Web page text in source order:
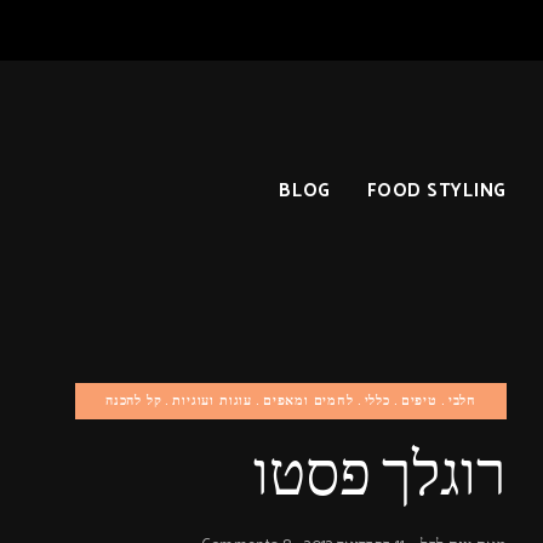
FOOD STYLING
BLOG
חלבי טיפים כללי לחמים ומאפים עוגות ועוגיות קל להכנה
רוגלך פסטו